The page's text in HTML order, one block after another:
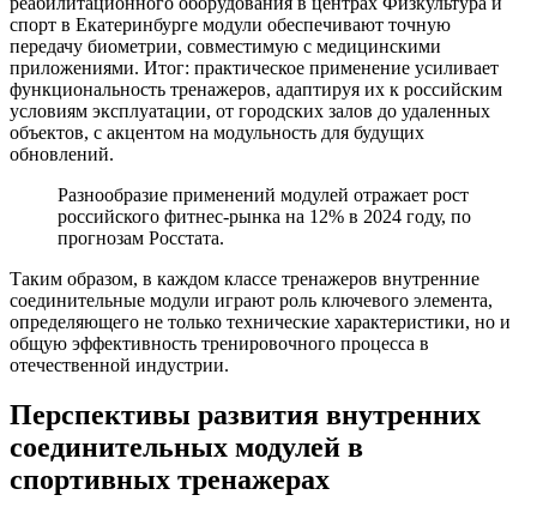
спорт в Екатеринбурге модули обеспечивают точную
передачу биометрии, совместимую с медицинскими
приложениями. Итог: практическое применение усиливает
функциональность тренажеров, адаптируя их к российским
условиям эксплуатации, от городских залов до удаленных
объектов, с акцентом на модульность для будущих
обновлений.
Разнообразие применений модулей отражает рост
российского фитнес-рынка на 12% в 2024 году, по
прогнозам Росстата.
Таким образом, в каждом классе тренажеров внутренние
соединительные модули играют роль ключевого элемента,
определяющего не только технические характеристики, но и
общую эффективность тренировочного процесса в
отечественной индустрии.
Перспективы развития внутренних
соединительных модулей в
спортивных тренажерах